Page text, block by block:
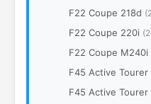
F22 Coupe 218d
F22 Coupe 220i
F22 Coupe M240i
F45 Active Tourer
F45 Active Tourer